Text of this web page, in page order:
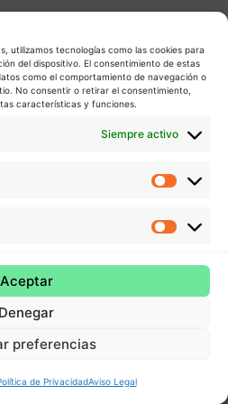
utilizamos tecnologías como las cookies para
del dispositivo. El consentimiento de estas
como el comportamiento de navegación o
No consentir o retirar el consentimiento,
características y funciones.
Siempre activo
Aceptar
Denegar
preferencias
de PrivacidadAviso Legal